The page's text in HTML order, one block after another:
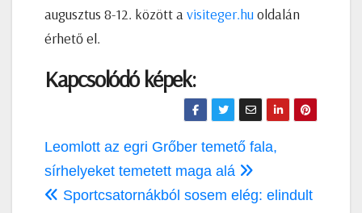
augusztus 8-12. között avisiteger.huoldalán
érhető el.
Kapcsolódó képek:
Bejegyzés
navigáció
Leomlott az egri Grőber temető fala,
sírhelyeket temetett maga alá
Sportcsatornákból sosem elég: elindult